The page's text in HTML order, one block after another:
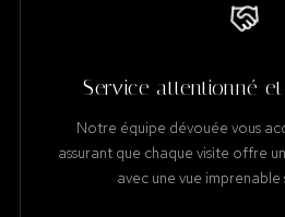
Service attentionné
Notre équipe dévouée vous
assurant que chaque visite offre
avec une vue imprenable